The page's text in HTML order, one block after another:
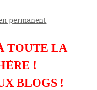
permanent
TOUTE LA
!
BLOGS !